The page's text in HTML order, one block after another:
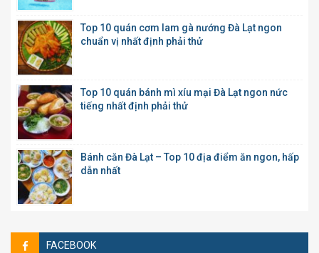
Top 10 quán cơm lam gà nướng Đà Lạt ngon
chuẩn vị nhất định phải thử
Top 10 quán bánh mì xíu mại Đà Lạt ngon nức
tiếng nhất định phải thử
Bánh căn Đà Lạt – Top 10 địa điểm ăn ngon, hấp
dẫn nhất
FACEBOOK